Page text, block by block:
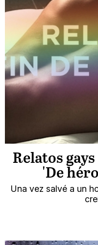
Relatos
'De
Una vez salvé a un